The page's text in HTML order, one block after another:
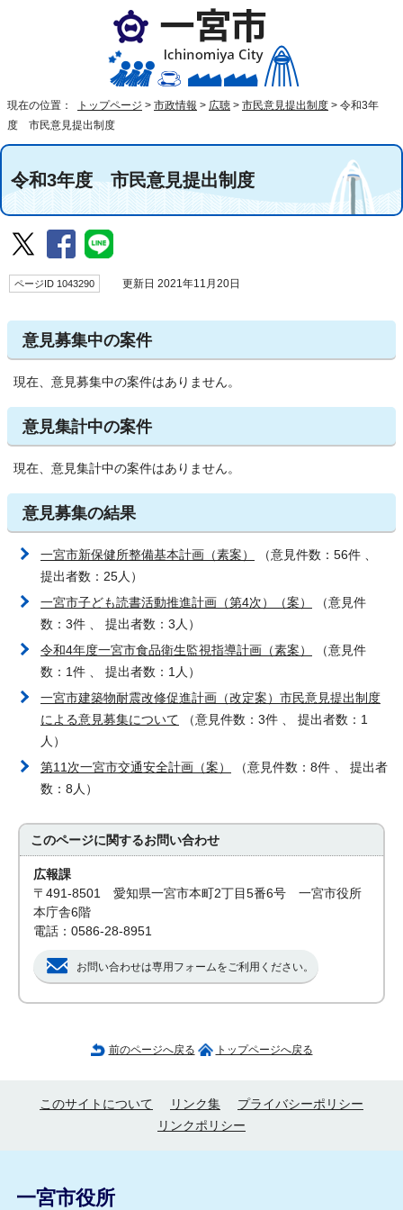
現在の位置： トップページ > 市政情報 > 広聴 > 市民意見提出制度 > 令和3年
度 市民意見提出制度
令和3年度 市民意見提出制度
ページID 1043290 更新日 2021年11月20日
意見募集中の案件
現在、意見募集中の案件はありません。
意見集計中の案件
現在、意見集計中の案件はありません。
意見募集の結果
一宮市新保健所整備基本計画（素案）
（意見件数：56件 、
提出者数：25人）
一宮市子ども読書活動推進計画（第4次）（案）
（意見件
数：3件 、 提出者数：3人）
令和4年度一宮市食品衛生監視指導計画（素案）
（意見件
数：1件 、 提出者数：1人）
一宮市建築物耐震改修促進計画（改定案）市民意見提出制度
による意見募集について （意見件数：3件 、 提出者数：1
人）
第11次一宮市交通安全計画（案）
（意見件数：8件 、 提出者
数：8人）
このページに関するお問い合わせ
広報課
〒491-8501 愛知県一宮市本町2丁目5番6号 一宮市役所
本庁舎6階
電話：0586-28-8951
お問い合わせは専用フォームをご利用ください。
前のページへ戻る トップページへ戻る
このサイトについて リンク集
プライバシーポリシー
リンクポリシー
一宮市役所